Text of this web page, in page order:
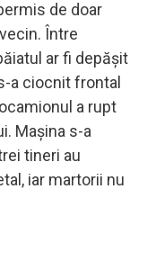
de doar
Între
ar fi depăşit
a ciocnit frontal
a rupt
Maşina s-a
tineri au
iar martorii nu